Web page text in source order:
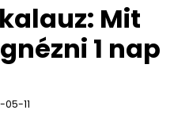
Mit
1 nap
11